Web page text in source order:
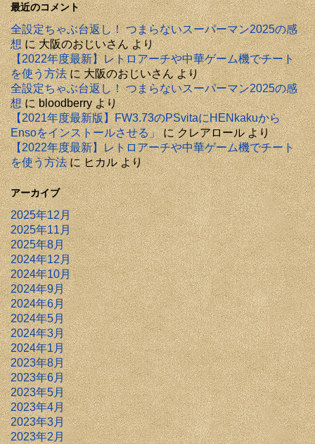
最近のコメント
全設定ちゃぶ台返し！ つまらないスーパーマン2025の感
想に大阪のおじいさんより
【2022年度最新】レトロアーチや中華ゲーム機でチート
を使う方法に大阪のおじいさんより
全設定ちゃぶ台返し！ つまらないスーパーマン2025の感
想にbloodberryより
【2021年度最新版】FW3.73のPSvitaにHENkakuから
Ensoをインストールさせる」にクレアロールより
【2022年度最新】レトロアーチや中華ゲーム機でチート
を使う方法にヒカルより
アーカイブ
2025年12月
2025年11月
2025年8月
2024年12月
2024年10月
2024年9月
2024年6月
2024年5月
2024年3月
2024年1月
2023年8月
2023年6月
2023年5月
2023年4月
2023年3月
2023年2月